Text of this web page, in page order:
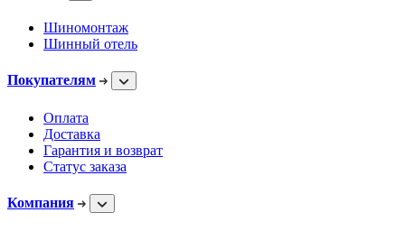
Шиномонтаж
Шинный отель
Покупателям
Оплата
Доставка
Гарантия и возврат
Статус заказа
Компания